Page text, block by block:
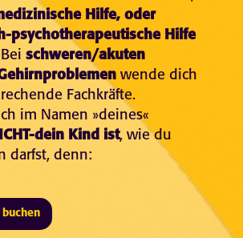
Hilfe, oder
psychotherapeutische Hilfe
Beischweren/akuten
wende dich
Fachkräfte.
im Namen »deines«
dein Kind ist, wie du
darfst, denn: